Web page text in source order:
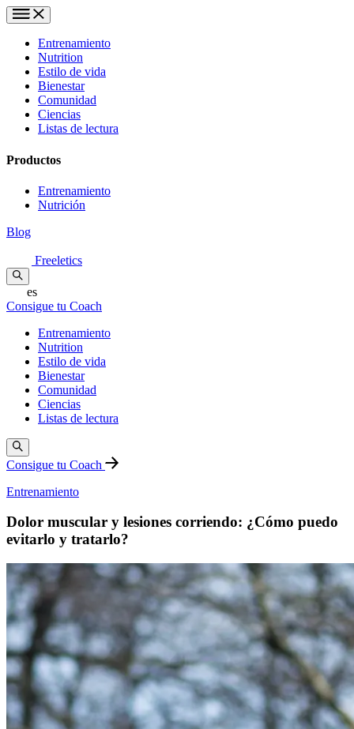
Entrenamiento
Nutrition
Estilo de vida
Bienestar
Comunidad
Ciencias
Listas de lectura
Productos
Entrenamiento
Nutrición
Blog
Freeletics
es
Consigue tu Coach
Entrenamiento
Nutrition
Estilo de vida
Bienestar
Comunidad
Ciencias
Listas de lectura
Consigue tu Coach
Entrenamiento
Dolor muscular y lesiones corriendo: ¿Cómo puedo
evitarlo y tratarlo?